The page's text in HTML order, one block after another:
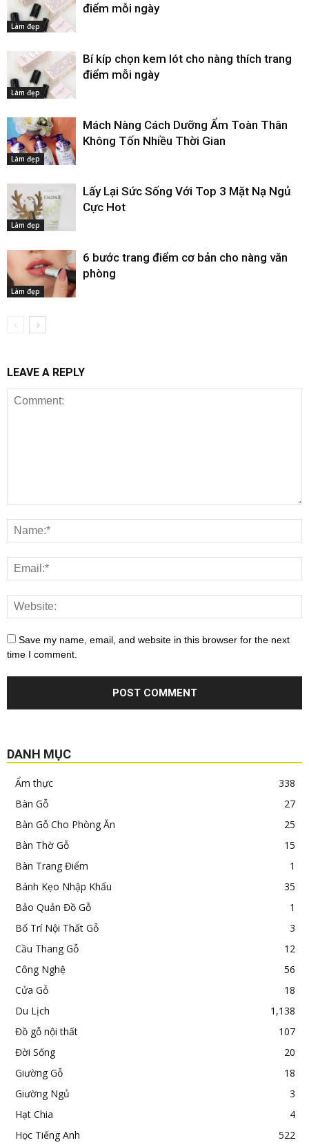
Làm đẹp
điểm mỗi ngày
Làm đẹp
Bí kíp chọn kem lót cho nàng thích trang
điểm mỗi ngày
Làm đẹp
Mách Nàng Cách Dưỡng Ẩm Toàn Thân
Không Tốn Nhiều Thời Gian
Làm đẹp
Lấy Lại Sức Sống Với Top 3 Mặt Nạ Ngủ
Cực Hot
Làm đẹp
6 bước trang điểm cơ bản cho nàng văn
phòng
LEAVE A REPLY
Save my name, email, and website in this browser for the next
time I comment.
DANH MỤC
Ẩm thực
338
Bàn Gỗ
27
Bàn Gỗ Cho Phòng Ăn
25
Bàn Thờ Gỗ
15
Bàn Trang Điểm
1
Bánh Kẹo Nhập Khẩu
35
Bảo Quản Đồ Gỗ
1
Bố Trí Nội Thất Gỗ
3
Cầu Thang Gỗ
12
Công Nghệ
56
Cửa Gỗ
18
Du Lịch
1,138
Đồ gỗ nội thất
107
Đời Sống
20
Giường Gỗ
18
Giường Ngủ
3
Hạt Chia
4
Học Tiếng Anh
522